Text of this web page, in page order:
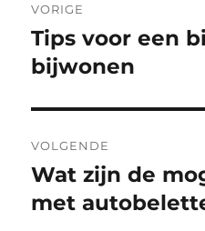
navigatie
VORIGE
Vorig
bericht:
Tips voor een
bijwonen
VOLGENDE
Volgend
bericht:
Wat zijn de
met